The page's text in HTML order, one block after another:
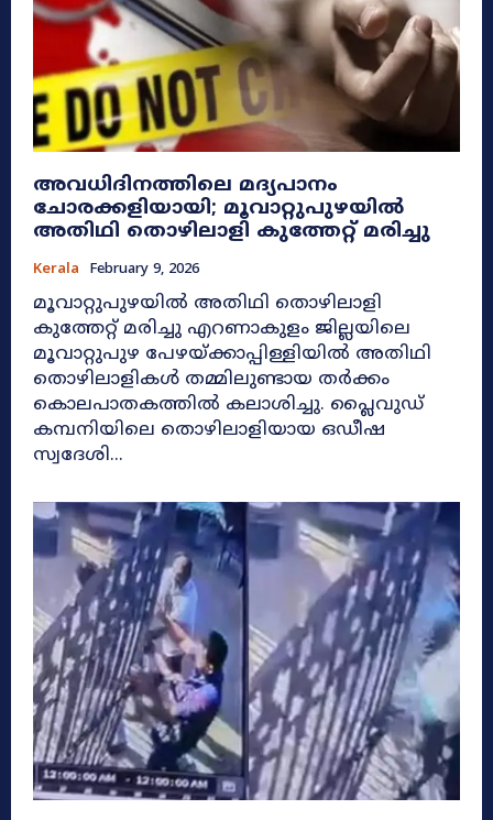
അവധിദിനത്തിലെ മദ്യപാനം
ചോരക്കളിയായി; മൂവാറ്റുപുഴയിൽ
അതിഥി തൊഴിലാളി കുത്തേറ്റ് മരിച്ചു
Kerala February 9, 2026
മൂവാറ്റുപുഴയിൽ അതിഥി തൊഴിലാളി
കുത്തേറ്റ് മരിച്ചു എറണാകുളം ജില്ലയിലെ
മൂവാറ്റുപുഴ പേഴയ്ക്കാപ്പിള്ളിയിൽ അതിഥി
തൊഴിലാളികൾ തമ്മിലുണ്ടായ തർക്കം
കൊലപാതകത്തിൽ കലാശിച്ചു. പ്ലൈവുഡ്
കമ്പനിയിലെ തൊഴിലാളിയായ ഒഡീഷ
സ്വദേശി...